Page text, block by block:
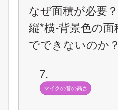
なぜ面積が必要？
縦*横-背景色の面
でできないのか
7.
マイクの音の高さ